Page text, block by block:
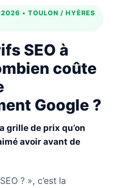
2026 • TOULON / HYÈRES
SEO à
coûte
Google ?
grille de prix qu’on
avoir avant de
? », c’est la